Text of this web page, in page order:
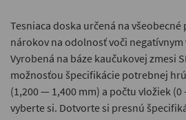
Tesniaca doska určená na
nárokov na odolnosť voči
Vyrobená na báze kaučukovej zmesi
možnosťou špecifikácie potrebnej
(1,200 — 1,400 mm) a počtu vložiek
vyberte si. Dotvorte si presnú